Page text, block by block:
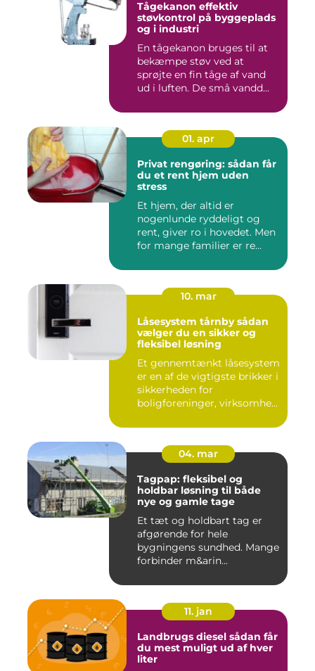
Tågekanon effektiv
støvkontrol på byggeplads
og i industri
En tågekanon bruges til at
bekæmpe støv ved at
sprøjte en fin tåge af vand
ud i luften. De små vandd...
01. apr
Privat rengøring: sådan får
du et rent hjem uden
stress
Et hjem, der altid er
nogenlunde ryddeligt og
rent, giver ro i hovedet. Men
for mange familier er re...
10. mar
Låsesystem tårnby sådan
vælger du en sikker og
fleksibel løsning
Et gennemtænkt låsesystem
er en af de vigtigste brikker i
sikkerheden for
boligforeninger, virksomhe...
04. mar
Tagpap: fleksibel og
holdbar løsning til både
nye og gamle tage
Et tæt og holdbart tag er
afgørende for hele
bygningens sundhed. Mange
forbinder m&arin...
11. jan
Landbrugs diesel sådan får
du mest muligt ud af hver
liter